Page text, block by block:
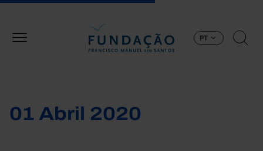
PT
01 Abril 2020